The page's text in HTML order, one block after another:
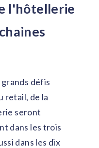
l'hôtellerie
défis
retail, de la
seront
dans les trois
dans les dix